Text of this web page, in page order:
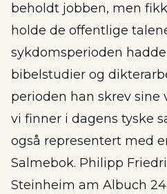
beholdt jobben, men
holde de offentlige
sykdomsperioden
bibelstudier og
perioden han skrev sine
vi finner i dagens tyske
også representert med
Salmebok. Philipp
Steinheim am Albuch